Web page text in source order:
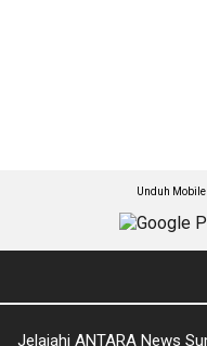
Unduh
Jelajahi ANTARA News